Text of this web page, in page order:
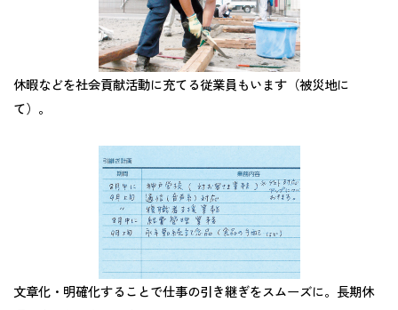
休暇などを社会貢献活動に充てる従業員もいます（被災地に
て）。
文章化・明確化することで仕事の引き継ぎをスムーズに。長期休